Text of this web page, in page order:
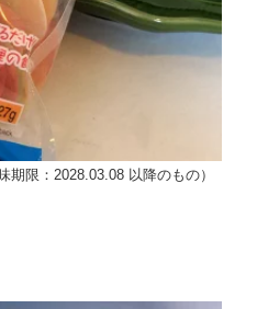
期限：2028.03.08 以降のもの）